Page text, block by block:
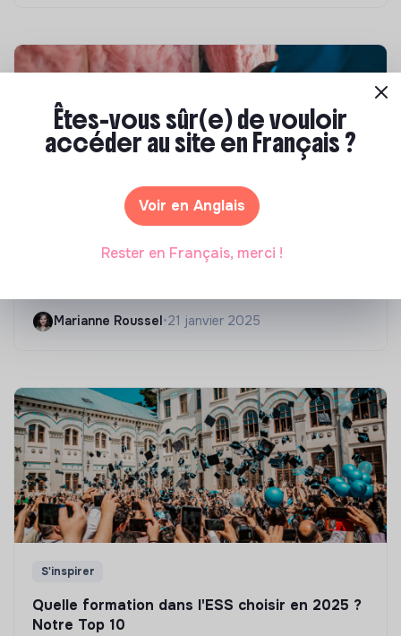
Compétences & formations
Top 8 des formations en rénovation
Marianne Roussel•21 janvier 2025
S'inspirer
Quelle formation dans l'ESS choisir en 2025 ?
Notre Top 10
Êtes-vous sûr(e) de vouloir
accéder au site en Français ?
Voir en Anglais
Rester en Français, merci !